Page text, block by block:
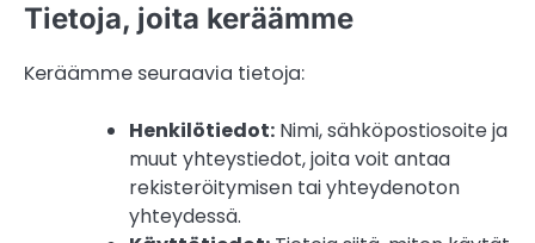
Tietoja, joita keräämme
Keräämme seuraavia tietoja:
Henkilötiedot: Nimi, sähköpostiosoite ja
muut yhteystiedot, joita voit antaa
rekisteröitymisen tai yhteydenoton
yhteydessä.